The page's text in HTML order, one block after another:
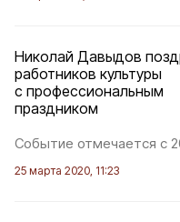
Николай Давыдов
работников культуры
с профессиональным
праздником
Событие отмечается с
25 марта 2020, 11:23